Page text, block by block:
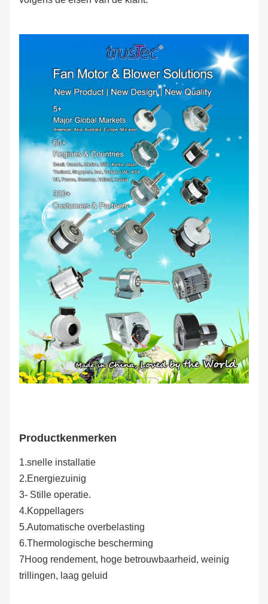
Productkenmerken
1.snelle installatie
2.Energiezuinig
3- Stille operatie.
4.Koppellagers
5.Automatische overbelasting
6.Thermologische bescherming
7Hoog rendement, hoge betrouwbaarheid, weinig
trillingen, laag geluid